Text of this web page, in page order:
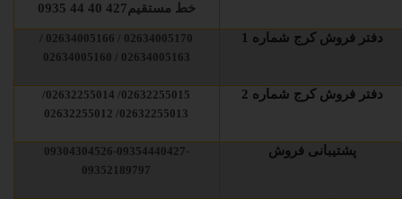
خط مستقیم427 40 44 0935
دفتر فروش کرج شماره 1
02634005170 / 02634005166 /
02634005163 / 02634005160
دفتر فروش کرج شماره 2
02632255015/ 02632255014/
02632255013/ 02632255012
پشتیبانی فروش
09304304526-09354440427-
09352189797